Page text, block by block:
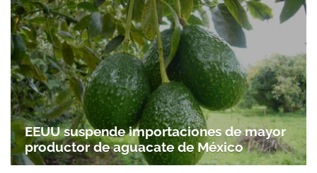
EEUU suspende importaciones de mayor
productor de aguacate de México